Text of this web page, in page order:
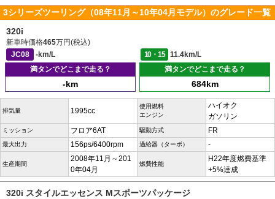
3シリーズツーリング（08年11月～10年04月モデル）のグレード一覧
320i
新車時価格465万円(税込)
JC08
-km/L 10・15
11.4km/L
満タンでどこまで走る？
-km
満タンでどこまで走る？
684km
排気量 1995cc
使用燃料
エンジン
ハイオク
ガソリン
ミッション フロア6AT 駆動方式 FR
最大出力 156ps/6400rpm 過給器（ターボ） -
生産期間
2008年11月～201
0年04月
燃費性能
H22年度燃費基準
+5%達成
320i スタイルエッセンス Mスポーツパッケージ